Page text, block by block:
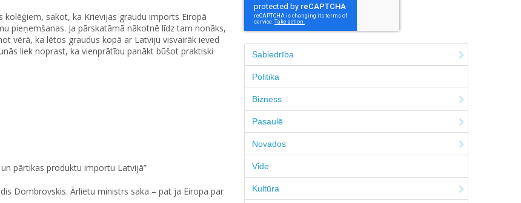
sakot, ka Krievijas graudu imports Eiropā
pieņemšanas. Ja pārskatāmā nākotnē līdz tam nonāks,
vērā, ka lētos graudus kopā ar Latviju visvairāk ieved
liek noprast, ka vienprātību panākt būšot praktiski
pārtikas produktu importu Latvijā”
Dombrovskis. Ārlietu ministrs saka – pat ja Eiropa par
Sabiedrība
Politika
Bizness
Pasaulē
Novados
Vide
Kultūra